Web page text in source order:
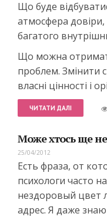
Що буде
атмосфера довіри,
багатого
Що можна
проблем. Змінити
власні цінності і
ЧИТАТИ ДАЛІ
Може хтось ще
25/04/2012
Есть фраза, от
психологи часто
нездоровый цвет
адрес. Я даже